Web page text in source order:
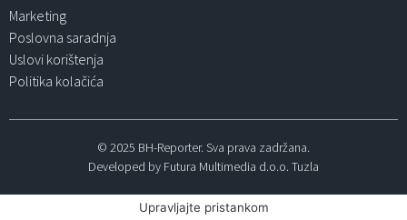
Marketing
Poslovna saradnja
Uslovi korištenja
Politika kolačića
© 2025 BH-Reporter. Sva prava zadržana.
Developed by Futura Multimedia d.o.o. Tuzla
Upravljajte pristankom